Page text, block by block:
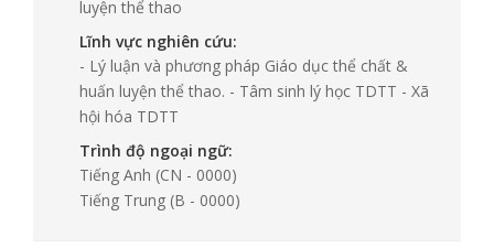
luyện thể thao
Lĩnh vực nghiên cứu:
- Lý luận và phương pháp Giáo dục thể chất &
huấn luyện thể thao. - Tâm sinh lý học TDTT - Xã
hội hóa TDTT
Trình độ ngoại ngữ:
Tiếng Anh (CN - 0000)
Tiếng Trung (B - 0000)